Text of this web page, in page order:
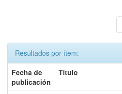
Resultados por ítem:
Fecha de
publicación
Título